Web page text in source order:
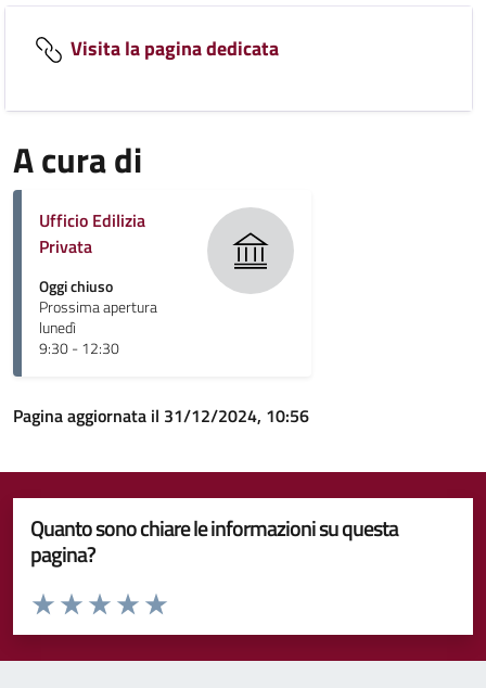
Visita la pagina dedicata
A cura di
Ufficio Edilizia
Privata
Oggi chiuso
Prossima apertura
lunedì
9:30 - 12:30
Pagina aggiornata il 31/12/2024, 10:56
Quanto sono chiare le informazioni su questa
pagina?
Valuta da 1 a 5 stelle la pagina
Valuta 5 stelle su 5
Valuta 4 stelle su 5
Valuta 3 stelle su 5
Valuta 2 stelle su 5
Valuta 1 stelle su 5